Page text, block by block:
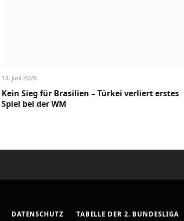
14. Juni 2026
Kein Sieg für Brasilien – Türkei verliert erstes
Spiel bei der WM
DATENSCHUTZ TABELLE DER 2. BUNDESLIGA